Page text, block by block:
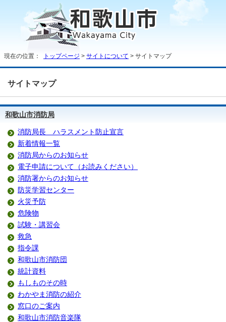
現在の位置： トップページ > サイトについて > サイトマップ
サイトマップ
和歌山市消防局
消防局長 ハラスメント防止宣言
新着情報一覧
消防局からのお知らせ
電子申請について（お読みください）
消防署からのお知らせ
防災学習センター
火災予防
危険物
試験・講習会
救急
指令課
和歌山市消防団
統計資料
もしものその時
わかやま消防の紹介
窓口のご案内
和歌山市消防音楽隊